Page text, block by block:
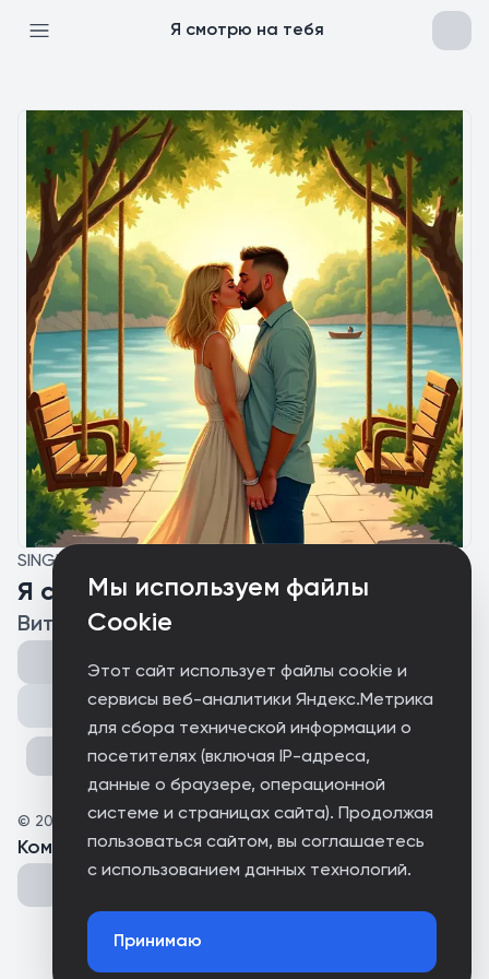
Мы используем файлы
Cookie
Этот сайт использует файлы cookie и
сервисы веб-аналитики Яндекс.Метрика
для сбора технической информации о
посетителях (включая IP-адреса,
данные о браузере, операционной
системе и страницах сайта). Продолжая
пользоваться сайтом, вы соглашаетесь
с использованием данных технологий.
Принимаю
Я смотрю на тебя
SINGLE
Я смотрю на тебя
Вита
Поделиться
© 2026 YourAnn
Комментарии(0 )